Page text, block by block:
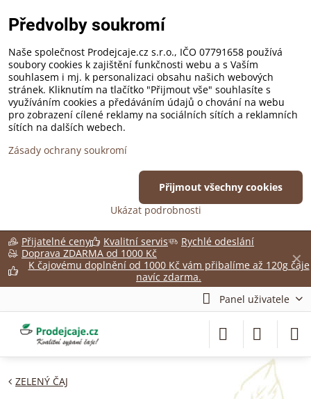
✕
Přijatelné ceny Kvalitní servis
Rychlé odeslání
Doprava ZDARMA od 1000 Kč
K čajovému doplnění od 1000 Kč vám přibalíme až 120g čaje
navíc zdarma.
Panel uživatele
ZELENÝ ČAJ
Předvolby soukromí
Naše společnost Prodejcaje.cz s.r.o., IČO 07791658 používá
soubory cookies k zajištění funkčnosti webu a s Vaším
souhlasem i mj. k personalizaci obsahu našich webových
stránek. Kliknutím na tlačítko "Přijmout vše" souhlasíte s
využíváním cookies a předáváním údajů o chování na webu
pro zobrazení cílené reklamy na sociálních sítích a reklamních
sítích na dalších webech.
Zásady ochrany soukromí
Ukázat podrobnosti
Přijmout všechny cookies